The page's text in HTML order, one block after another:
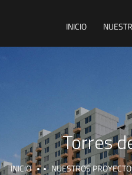
INICIO
Torres
INICIO NUESTROS